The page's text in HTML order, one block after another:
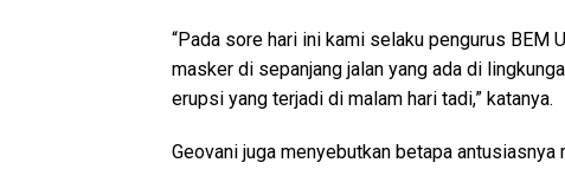
“Pada sore hari ini kami selaku pengurus BEM
masker di sepanjang jalan yang ada di
erupsi yang terjadi di malam hari tadi,” katanya.
Geovani juga menyebutkan betapa